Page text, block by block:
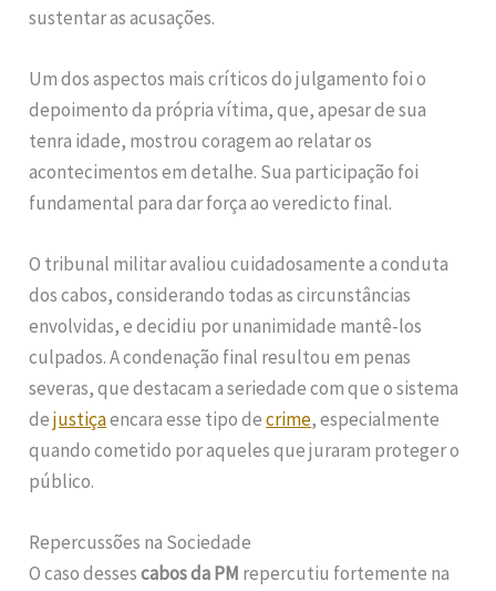
sustentar as acusações.
Um dos aspectos mais críticos do julgamento foi o
depoimento da própria vítima, que, apesar de sua
tenra idade, mostrou coragem ao relatar os
acontecimentos em detalhe. Sua participação foi
fundamental para dar força ao veredicto final.
O tribunal militar avaliou cuidadosamente a conduta
dos cabos, considerando todas as circunstâncias
envolvidas, e decidiu por unanimidade mantê-los
culpados. A condenação final resultou em penas
severas, que destacam a seriedade com que o sistema
dejustiçaencara esse tipo decrime, especialmente
quando cometido por aqueles que juraram proteger o
público.
Repercussões na Sociedade
O caso dessescabos da PM repercutiu fortemente na